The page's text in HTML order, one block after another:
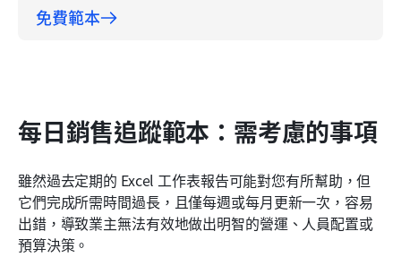
免費範本
每日銷售追蹤範本：需考慮的事項
雖然過去定期的 Excel 工作表報告可能對您有所幫助，但
它們完成所需時間過長，且僅每週或每月更新一次，容易
出錯，導致業主無法有效地做出明智的營運、人員配置或
預算決策。